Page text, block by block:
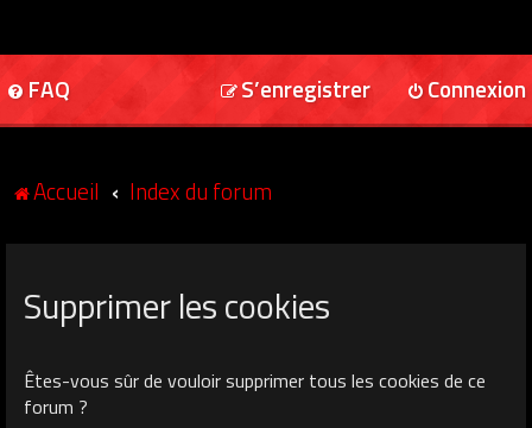
FAQ Connexion
S’enregistrer
Accueil Index du forum
Supprimer les cookies
Êtes-vous sûr de vouloir supprimer tous les cookies de ce
forum ?